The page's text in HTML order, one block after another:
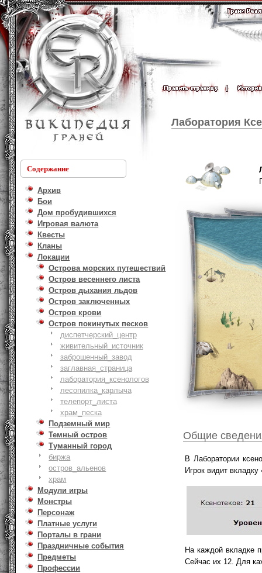
Содержание
Архив
Бои
Дом пробудившихся
Игровая валюта
Квесты
Кланы
Локации
Острова морских путешествий
Остров весеннего листа
Остров дыхания льдов
Остров заключенных
Остров крови
Остров покинутых песков
диспетчерский_центр
живительный_источник
заброшенный_завод
заглавная_страница
лаборатория_ксенологов
лесопилка_карлыча
телепорт_листа
храм_песка
Подземный мир
Темный остров
Туманный город
биржа
остров_альенов
храм
Модули игры
Монстры
Персонаж
Платные услуги
Порталы в грани
Праздничные события
Предметы
Профессии
Лаборатория
Общие
В Лаборатории
Игрок видит
На каждой вкладке
Сейчас их 12. Для